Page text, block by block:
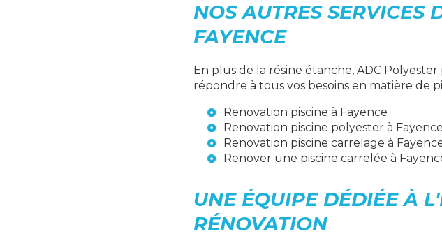
NOS AUTRES SERVICES
FAYENCE
En plus de la résine étanche, ADC
répondre à tous vos besoins en matière de
Renovation piscine à Fayence
Renovation piscine polyester à Fayence
Renovation piscine carrelage à
Renover une piscine carrelée à
UNE ÉQUIPE DÉDIÉE À
RÉNOVATION